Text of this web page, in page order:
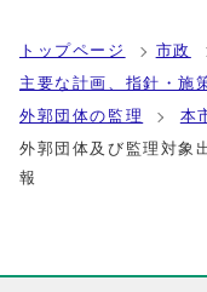
トップページ 市政
主要な計画、指針・施
外郭団体の監理
本
外郭団体及び監理対象
報